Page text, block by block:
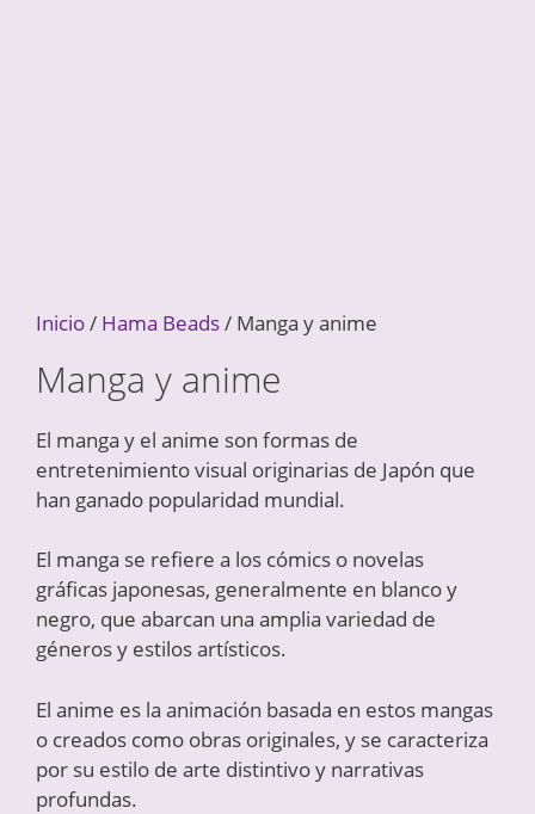
Inicio/ Hama Beads/ Manga y anime
Manga y anime
El manga y el anime son formas de
entretenimiento visual originarias de Japón que
han ganado popularidad mundial.
El manga se refiere a los cómics o novelas
gráficas japonesas, generalmente en blanco y
negro, que abarcan una amplia variedad de
géneros y estilos artísticos.
El anime es la animación basada en estos mangas
o creados como obras originales, y se caracteriza
por su estilo de arte distintivo y narrativas
profundas.